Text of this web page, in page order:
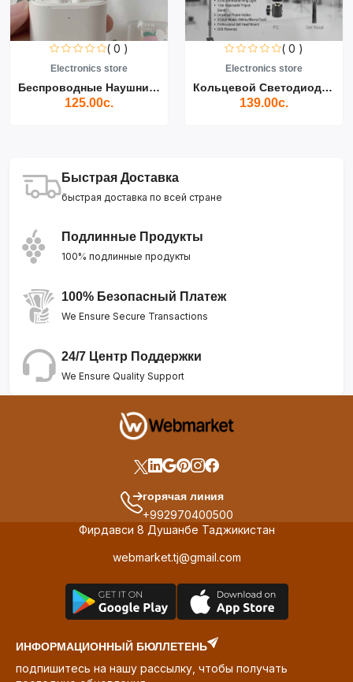
( 0 )
Electronics store
Беспроводные Наушники Air...
125.00с.
( 0 )
Electronics store
Кольцевой Светодиодный Св...
139.00с.
Быстрая Доставка
быстрая доставка по всей стране
Подлинные Продукты
100% подлинные продукты
100% Безопасный Платеж
We Ensure Secure Transactions
24/7 Центр Поддержки
We Ensure Quality Support
горячая линия
+992970400500
Фирдавси 8 Душанбе Таджикистан
webmarket.tj@gmail.com
ИНФОРМАЦИОННЫЙ БЮЛЛЕТЕНЬ
подпишитесь на нашу рассылку, чтобы получать